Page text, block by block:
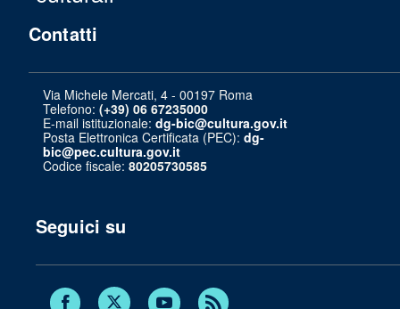
Contatti
Via Michele Mercati, 4 - 00197 Roma
Telefono: (+39) 06 67235000
E-mail istituzionale: dg-bic@cultura.gov.it
Posta Elettronica Certificata (PEC): dg-
bic@pec.cultura.gov.it
Codice fiscale: 80205730585
Seguici su
Facebook Twitter Youtube